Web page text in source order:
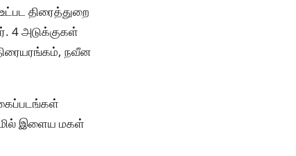
திரைத்துறை
4 அடுக்குகள்
நவீன
இளைய மகள்